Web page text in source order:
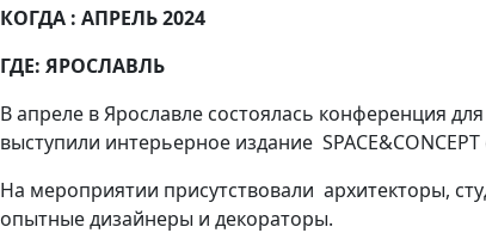
КОГДА : АПРЕЛЬ 2024
ГДЕ: ЯРОСЛАВЛЬ
В апреле в Ярославле состоялась конференция
выступили интерьерное издание
На мероприятии присутствовали архитекторы,
опытные дизайнеры и декораторы.